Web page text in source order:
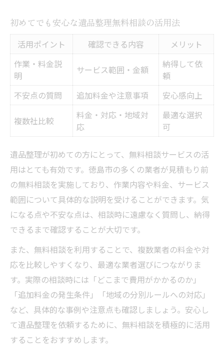
初めてでも安心な遺品整理無料相談の活用法
活用ポイント 確認できる内容
メリット
作業・料金説
明
サービス範囲・金額
納得して依
頼
不安点の質問
追加料金や注意事項 安心感向上
複数社比較
料金・対応・地域対
応
最適な選択
可
遺品整理が初めての方にとって、無料相談サービスの活
用はとても有効です。徳島市の多くの業者が見積もり前
の無料相談を実施しており、作業内容や料金、サービス
範囲について具体的な説明を受けることができます。気
になる点や不安な点は、相談時に遠慮なく質問し、納得
できるまで確認することが大切です。
また、無料相談を利用することで、複数業者の料金や対
応を比較しやすくなり、最適な業者選びにつながりま
す。実際の相談時には「どこまで費用がかかるのか」
「追加料金の発生条件」「地域の分別ルールへの対応」
など、具体的な事例や注意点も確認しましょう。安心し
て遺品整理を依頼するために、無料相談を積極的に活用
することをおすすめします。